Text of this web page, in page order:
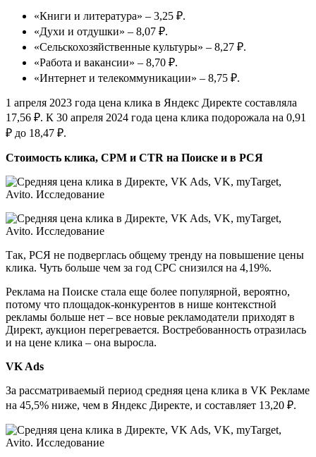
«Книги и литература» – 3,25 ₽.
«Духи и отдушки» – 8,07 ₽.
«Сельскохозяйственные культуры» – 8,27 ₽.
«Работа и вакансии» – 8,70 ₽.
«Интернет и телекоммуникации» – 8,75 ₽.
1 апреля 2023 года цена клика в Яндекс Директе составляла
17,56 ₽. К 30 апреля 2024 года цена клика подорожала на 0,91
₽ до 18,47 ₽.
Стоимость клика, CPM и CTR на Поиске и в РСЯ
Так, РСЯ не подверглась общему тренду на повышение цены
клика. Чуть больше чем за год CPC снизился на 4,19%.
Реклама на Поиске стала еще более популярной, вероятно,
потому что площадок-конкурентов в нише контекстной
рекламы больше нет – все новые рекламодатели приходят в
Директ, аукцион перегревается. Востребованность отразилась
и на цене клика – она выросла.
VK Ads
За рассматриваемый период средняя цена клика в VK Рекламе
на 45,5% ниже, чем в Яндекс Директе, и составляет 13,20 ₽.